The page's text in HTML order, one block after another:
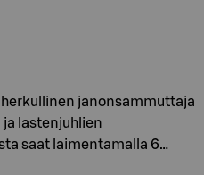
janonsammuttaja
lastenjuhlien
saat laimentamalla 6…